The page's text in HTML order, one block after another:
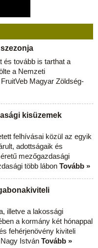
és tovább is tarthat a
a Nemzeti
Magyar Zöldség-
kisüzemek
felhívásai közül az egyik
adottságaik és
mezőgazdasági
több lábon Tovább »
illetve a lakossági
a kormány két hónappal
fehérjenövény kiviteli
István Tovább »